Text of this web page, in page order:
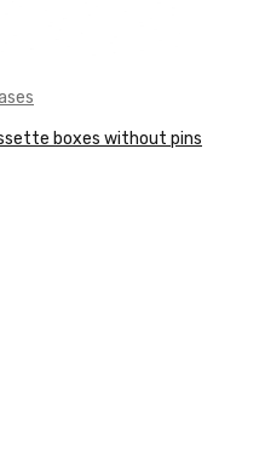
boxes without pins